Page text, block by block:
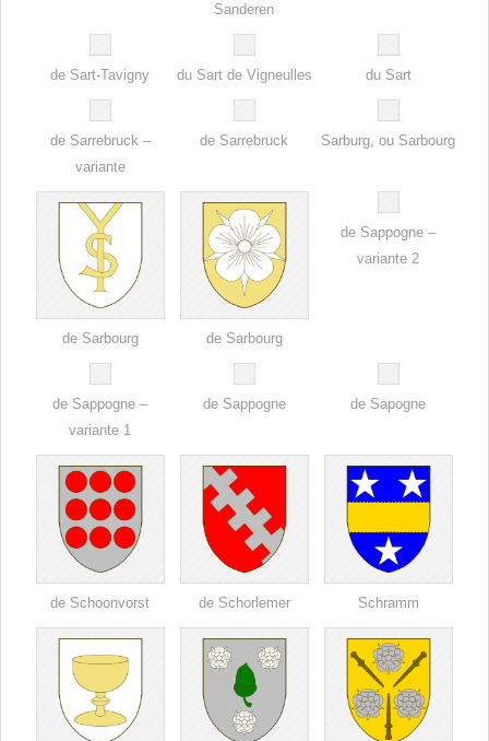
Sanderen
de Sart-Tavigny du Sart de Vigneulles du Sart
de Sarrebruck –
variante
de Sarrebruck Sarburg, ou Sarbourg
de Sarbourg de Sarbourg
de Sappogne –
variante 2
de Sappogne –
variante 1
de Sappogne de Sapogne
de Schoonvorst de Schorlemer Schramm